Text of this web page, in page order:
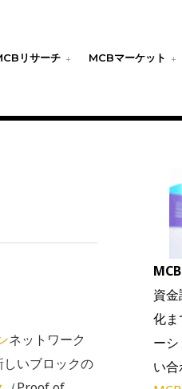
リサーチ MCBマーケット
ネットワーク
いブロックの
資
化ま
ー
い合